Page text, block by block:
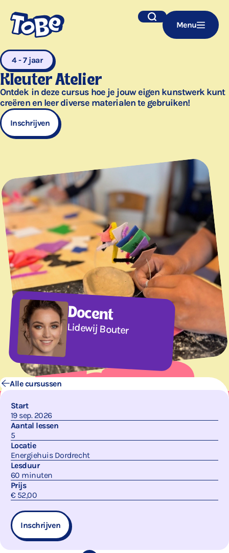
Navigatie
overslaan
Zoek Menu
4 - 7 jaar
Kleuter Atelier
Ontdek in deze cursus hoe je jouw eigen kunstwerk kunt
creëren en leer diverse materialen te gebruiken!
Inschrijven
Docent
Lidewij Bouter
Alle cursussen
Start
19 sep. 2026
Aantal lessen
5
Locatie
Energiehuis Dordrecht
Lesduur
60 minuten
Prijs
€ 52,00
Inschrijven